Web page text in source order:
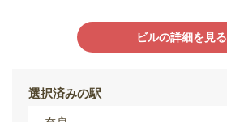
ビルの詳細を見る
選択済みの駅